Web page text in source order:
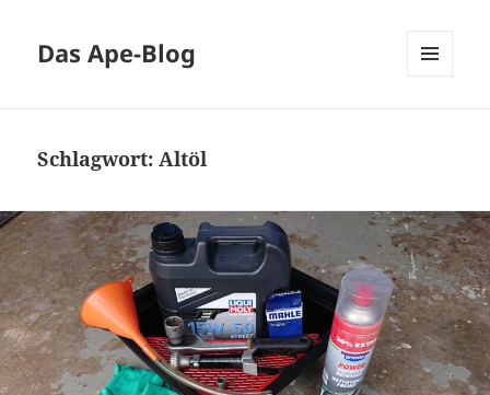
Das Ape-Blog
Schlagwort:Altöl